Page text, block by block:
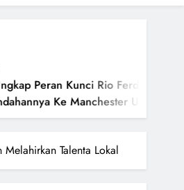
Rio Ferdinand
United
Talenta Lokal